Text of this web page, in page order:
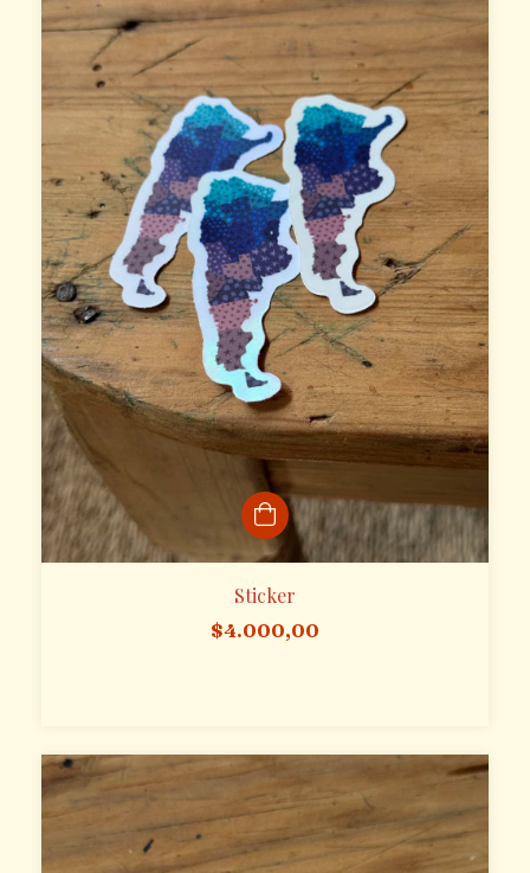
Sticker
$4.000,00